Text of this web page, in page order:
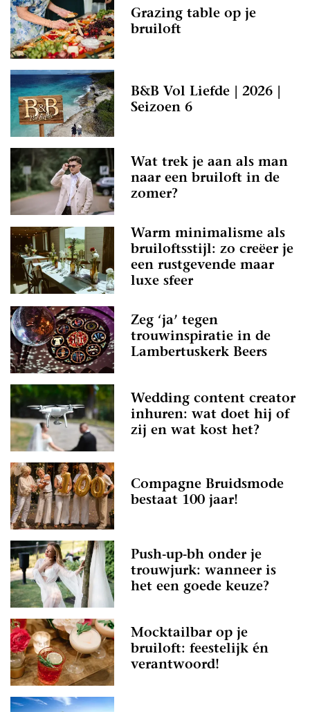
Grazing table op je
bruiloft
B&B Vol Liefde | 2026 |
Seizoen 6
Wat trek je aan als man
naar een bruiloft in de
zomer?
Warm minimalisme als
bruiloftsstijl: zo creëer je
een rustgevende maar
luxe sfeer
Zeg ‘ja’ tegen
trouwinspiratie in de
Lambertuskerk Beers
Wedding content creator
inhuren: wat doet hij of
zij en wat kost het?
Compagne Bruidsmode
bestaat 100 jaar!
Push-up-bh onder je
trouwjurk: wanneer is
het een goede keuze?
Mocktailbar op je
bruiloft: feestelijk én
verantwoord!